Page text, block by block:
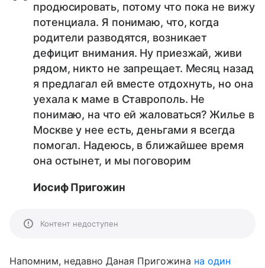
продюсировать, потому что пока не вижу
потенциала. Я понимаю, что, когда
родители разводятся, возникает
дефицит внимания. Ну приезжай, живи
рядом, никто не запрещает. Месяц назад
я предлагал ей вместе отдохнуть, но она
уехала к маме в Ставрополь. Не
понимаю, на что ей жаловаться? Жилье в
Москве у нее есть, деньгами я всегда
помогал. Надеюсь, в ближайшее время
она остынет, и мы поговорим
Иосиф Пригожин
Контент недоступен
Напомним, недавно Даная Пригожина на один